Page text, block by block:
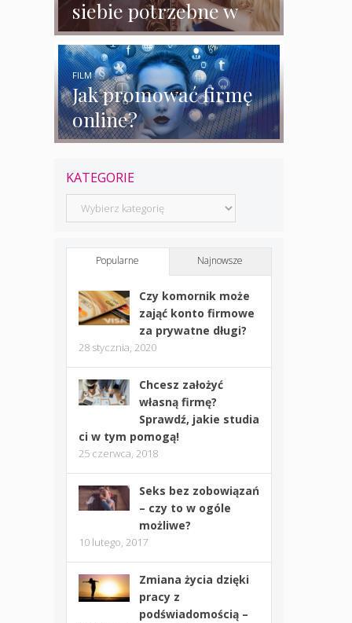
siebie potrzebne w
biznesie?
Jak promować firmę
online?
FILM
KATEGORIE
Kategorie
Popularne Najnowsze
Czy komornik może
zająć konto firmowe
za prywatne długi?
28 stycznia, 2020
Chcesz założyć
własną firmę?
Sprawdź, jakie studia
ci w tym pomogą!
25 czerwca, 2018
Seks bez zobowiązań
– czy to w ogóle
możliwe?
10 lutego, 2017
Zmiana życia dzięki
pracy z
podświadomością –